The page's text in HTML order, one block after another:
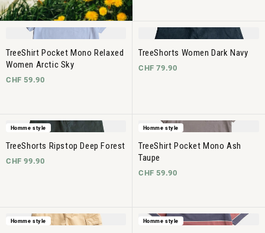
TreeShirt Pocket Mono Relaxed
Women Arctic Sky
CHF 59.90
TreeShorts Women Dark Navy
CHF 79.90
Homme style
TreeShorts Ripstop Deep Forest
CHF 99.90
Homme style
TreeShirt Pocket Mono Ash
Taupe
CHF 59.90
Homme style Homme style